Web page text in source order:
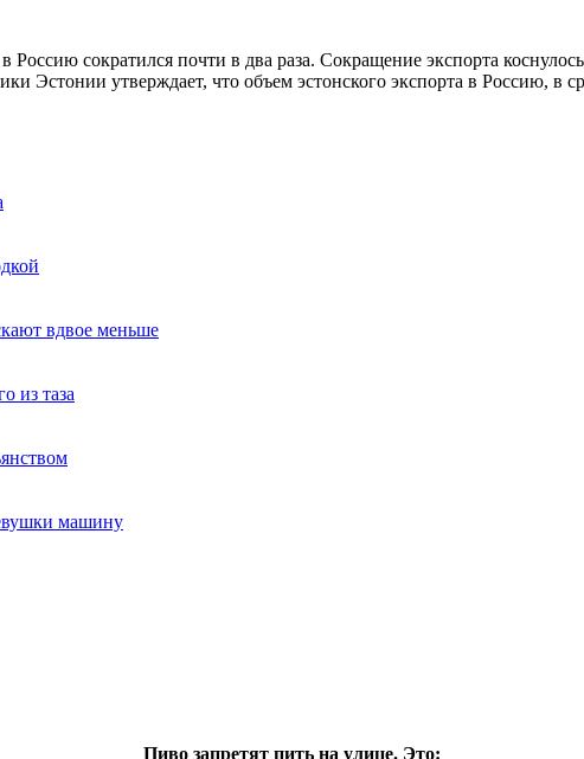
сократился почти в два раза. Сокращение экспорта
Эстонии утверждает, что объем эстонского экспорта в Россию,
вдвое меньше
из таза
машину
Пиво запретят пить на улице. Это: